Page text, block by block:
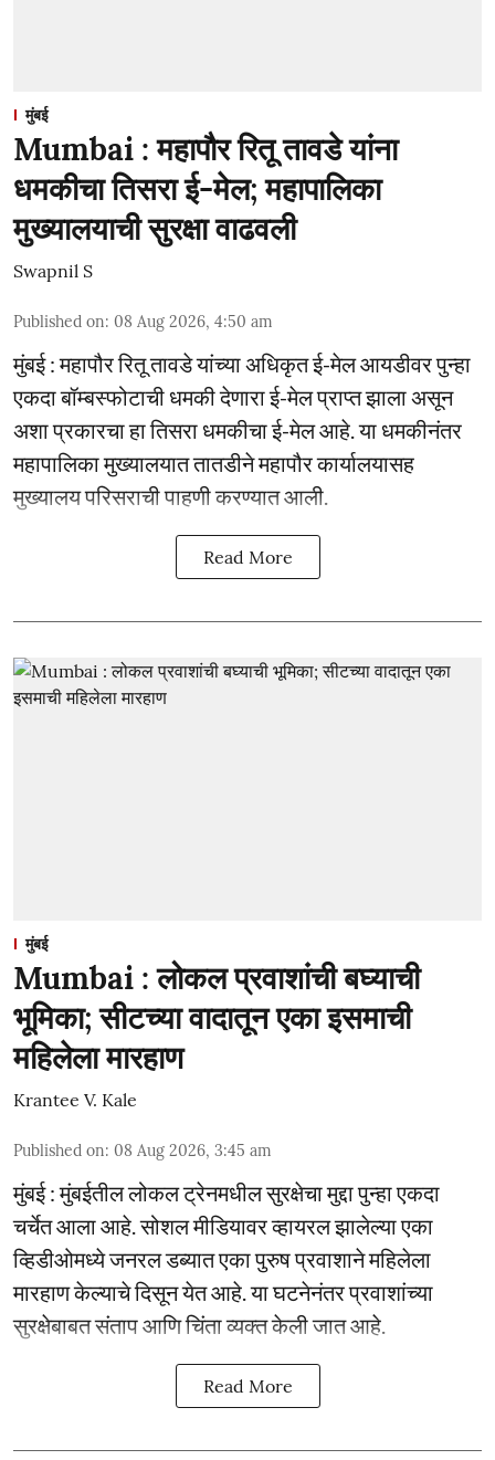
मुंबई
Mumbai : महापौर रितू तावडे यांना
धमकीचा तिसरा ई-मेल; महापालिका
मुख्यालयाची सुरक्षा वाढवली
Swapnil S
Published on: 08 Aug 2026, 4:50 am
मुंबई : महापौर रितू तावडे यांच्या अधिकृत ई-मेल आयडीवर पुन्हा
एकदा बॉम्बस्फोटाची धमकी देणारा ई-मेल प्राप्त झाला असून
अशा प्रकारचा हा तिसरा धमकीचा ई-मेल आहे. या धमकीनंतर
महापालिका मुख्यालयात तातडीने महापौर कार्यालयासह
मुख्यालय परिसराची पाहणी करण्यात आली.
Read More
मुंबई
Mumbai : लोकल प्रवाशांची बघ्याची
भूमिका; सीटच्या वादातून एका इसमाची
महिलेला मारहाण
Krantee V. Kale
Published on: 08 Aug 2026, 3:45 am
मुंबई : मुंबईतील लोकल ट्रेनमधील सुरक्षेचा मुद्दा पुन्हा एकदा
चर्चेत आला आहे. सोशल मीडियावर व्हायरल झालेल्या एका
व्हिडीओमध्ये जनरल डब्यात एका पुरुष प्रवाशाने महिलेला
मारहाण केल्याचे दिसून येत आहे. या घटनेनंतर प्रवाशांच्या
सुरक्षेबाबत संताप आणि चिंता व्यक्त केली जात आहे.
Read More